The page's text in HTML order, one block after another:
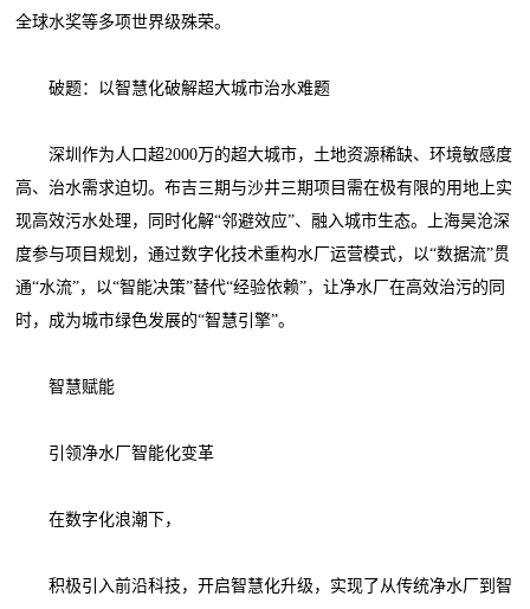
全球水奖等多项世界级殊荣。
破题：以智慧化破解超大城市治水难题
深圳作为人口超2000万的超大城市，土地资源稀缺、环境敏感度
高、治水需求迫切。布吉三期与沙井三期项目需在极有限的用地上实
现高效污水处理，同时化解“邻避效应”、融入城市生态。上海昊沧深
度参与项目规划，通过数字化技术重构水厂运营模式，以“数据流”贯
通“水流”，以“智能决策”替代“经验依赖”，让净水厂在高效治污的同
时，成为城市绿色发展的“智慧引擎”。
智慧赋能
引领净水厂智能化变革
在数字化浪潮下，
积极引入前沿科技，开启智慧化升级，实现了从传统净水厂到智